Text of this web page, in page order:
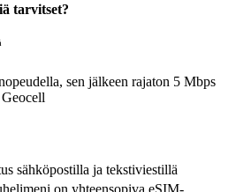
tarvitset?
sen jälkeen rajaton 5 Mbps
sähköpostilla ja tekstiviestillä